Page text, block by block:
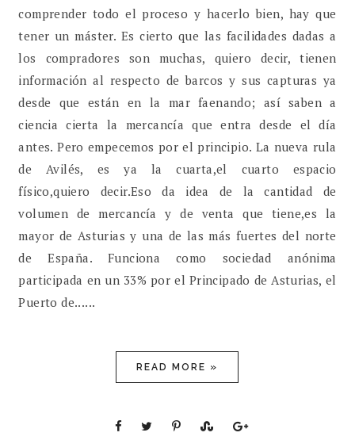
comprender todo el proceso y hacerlo bien, hay que
tener un máster. Es cierto que las facilidades dadas a
los compradores son muchas, quiero decir, tienen
información al respecto de barcos y sus capturas ya
desde que están en la mar faenando; así saben a
ciencia cierta la mercancía que entra desde el día
antes. Pero empecemos por el principio. La nueva rula
de Avilés, es ya la cuarta,el cuarto espacio
físico,quiero decir.Eso da idea de la cantidad de
volumen de mercancía y de venta que tiene,es la
mayor de Asturias y una de las más fuertes del norte
de España. Funciona como sociedad anónima
participada en un 33% por el Principado de Asturias, el
Puerto de......
READ MORE »